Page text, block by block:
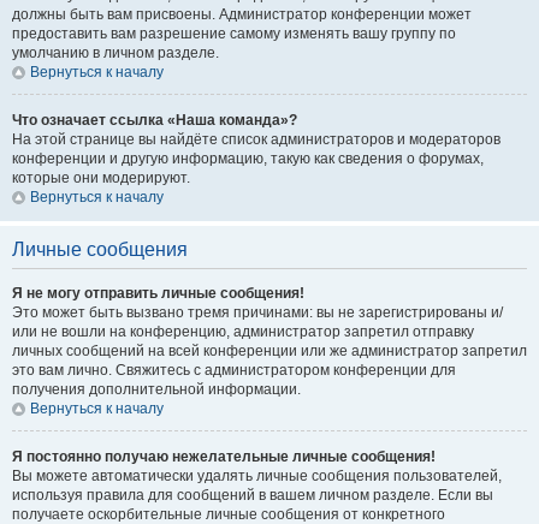
должны быть вам присвоены. Администратор конференции может
предоставить вам разрешение самому изменять вашу группу по
умолчанию в личном разделе.
Вернуться к началу
Что означает ссылка «Наша команда»?
На этой странице вы найдёте список администраторов и модераторов
конференции и другую информацию, такую как сведения о форумах,
которые они модерируют.
Вернуться к началу
Личные сообщения
Я не могу отправить личные сообщения!
Это может быть вызвано тремя причинами: вы не зарегистрированы и/
или не вошли на конференцию, администратор запретил отправку
личных сообщений на всей конференции или же администратор запретил
это вам лично. Свяжитесь с администратором конференции для
получения дополнительной информации.
Вернуться к началу
Я постоянно получаю нежелательные личные сообщения!
Вы можете автоматически удалять личные сообщения пользователей,
используя правила для сообщений в вашем личном разделе. Если вы
получаете оскорбительные личные сообщения от конкретного